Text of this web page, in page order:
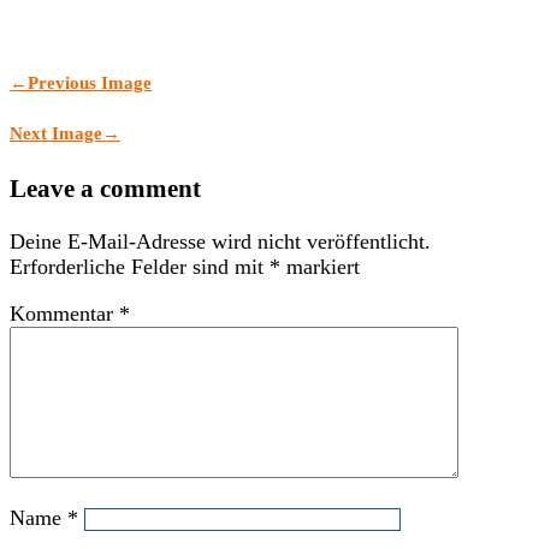
←Previous Image
Next Image→
Leave a comment
Deine E-Mail-Adresse wird nicht veröffentlicht.
Erforderliche Felder sind mit * markiert
Kommentar *
Name *